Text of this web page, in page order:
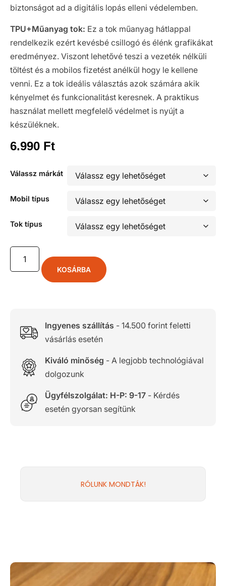
biztonságot ad a digitális lopás elleni védelemben.
TPU+Műanyag tok: Ez a tok műanyag hátlappal
rendelkezik ezért kevésbé csillogó és élénk grafikákat
eredményez. Viszont lehetővé teszi a vezeték nélküli
töltést és a mobilos fizetést anélkül hogy le kellene
venni. Ez a tok ideális választás azok számára akik
kényelmet és funkcionalitást keresnek. A praktikus
használat mellett megfelelő védelmet is nyújt a
készüléknek.
6.990 Ft
Válassz márkát
Mobil típus
Tok típus
KOSÁRBA
Ingyenes szállítás - 14.500 forint feletti
vásárlás esetén
Kiváló minőség - A legjobb technológiával
dolgozunk
Ügyfélszolgálat: H-P: 9-17- Kérdés
esetén gyorsan segítünk
RÓLUNK MONDTÁK!